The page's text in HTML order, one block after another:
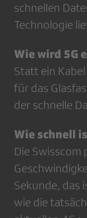
schnellen
Technologie
Wie wird 5G
Statt ein
für das
der schnelle
Wie schnell
Die
Sekunde, das
wie die